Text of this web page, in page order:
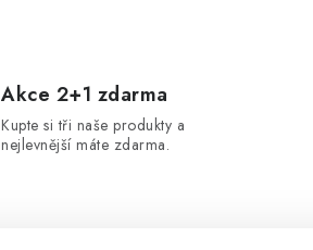
Akce 2+1 zdarma
Kupte si tři naše produkty a
nejlevnější máte zdarma.